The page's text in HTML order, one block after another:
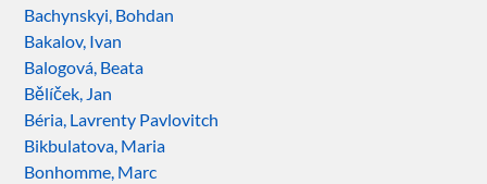
Bachynskyi, Bohdan
Bakalov, Ivan
Balogová, Beata
Bělíček, Jan
Béria, Lavrenty Pavlovitch
Bikbulatova, Maria
Bonhomme, Marc